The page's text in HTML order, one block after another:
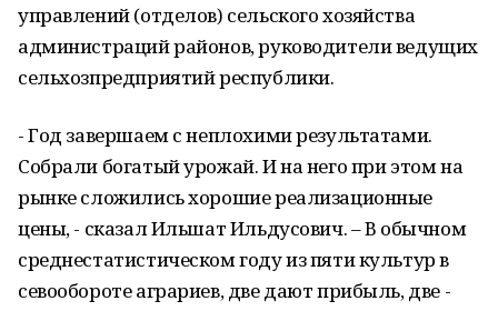
управлений (отделов) сельского хозяйства
администраций районов, руководители ведущих
сельхозпредприятий республики.
- Год завершаем с неплохими результатами.
Собрали богатый урожай. И на него при этом на
рынке сложились хорошие реализационные
цены, - сказал Ильшат Ильдусович. – В обычном
среднестатистическом году из пяти культур в
севообороте аграриев, две дают прибыль, две -